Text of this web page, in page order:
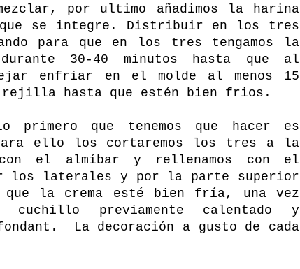
por ultimo añadimos la harina
que se integre. Distribuir en los tres
para que en los tres tengamos la
30-40 minutos hasta que al
enfriar en el molde al menos 15
rejilla hasta que estén bien frios.
que tenemos que hacer es
ello los cortaremos los tres a la
con el almíbar y rellenamos con el
los laterales y por la parte superior
la crema esté bien fría, una vez
previamente calentado y
La decoración a gusto de cada